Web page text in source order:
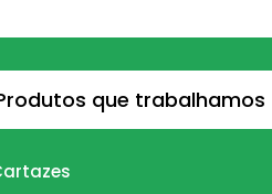
que trabalhamos